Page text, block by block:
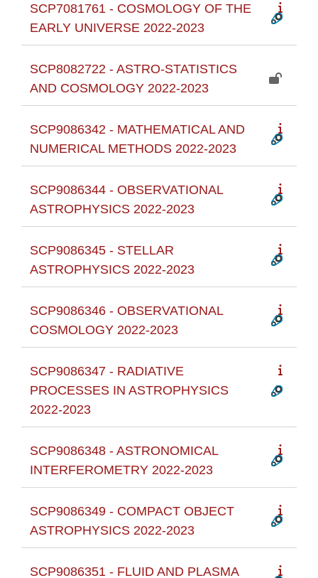
SCP7081761 - COSMOLOGY OF THE
EARLY UNIVERSE 2022-2023
SCP8082722 - ASTRO-STATISTICS
AND COSMOLOGY 2022-2023
SCP9086342 - MATHEMATICAL AND
NUMERICAL METHODS 2022-2023
SCP9086344 - OBSERVATIONAL
ASTROPHYSICS 2022-2023
SCP9086345 - STELLAR
ASTROPHYSICS 2022-2023
SCP9086346 - OBSERVATIONAL
COSMOLOGY 2022-2023
SCP9086347 - RADIATIVE
PROCESSES IN ASTROPHYSICS
2022-2023
SCP9086348 - ASTRONOMICAL
INTERFEROMETRY 2022-2023
SCP9086349 - COMPACT OBJECT
ASTROPHYSICS 2022-2023
SCP9086351 - FLUID AND PLASMA